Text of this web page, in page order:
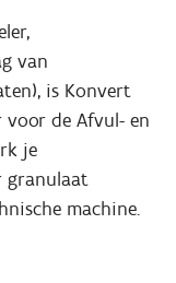
van
is Konvert
de Afvul- en
je
granulaat
machine.